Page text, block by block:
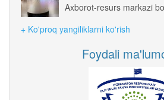
Axborot-resurs markazi
+ Ko'proq yangiliklarni ko'rish
Foydali